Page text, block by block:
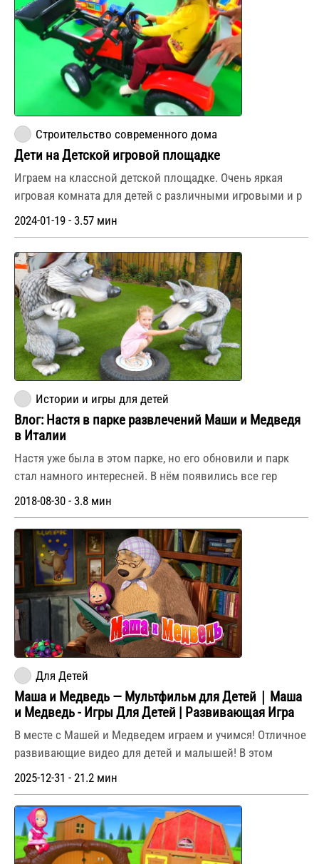
Строительство современного дома
Дети на Детской игровой площадке
Играем на классной детской площадке. Очень яркая
игровая комната для детей с различными игровыми и р
2024-01-19 - 3.57 мин
Истории и игры для детей
Влог: Настя в парке развлечений Маши и Медведя
в Италии
Настя уже была в этом парке, но его обновили и парк
стал намного интересней. В нём появились все гер
2018-08-30 - 3.8 мин
Для Детей
Маша и Медведь — Мультфильм для Детей｜Маша
и Медведь - Игры Для Детей | Развивающая Игра
В месте с Машей и Медведем играем и учимся! Отличное
развивающие видео для детей и малышей! В этом
2025-12-31 - 21.2 мин